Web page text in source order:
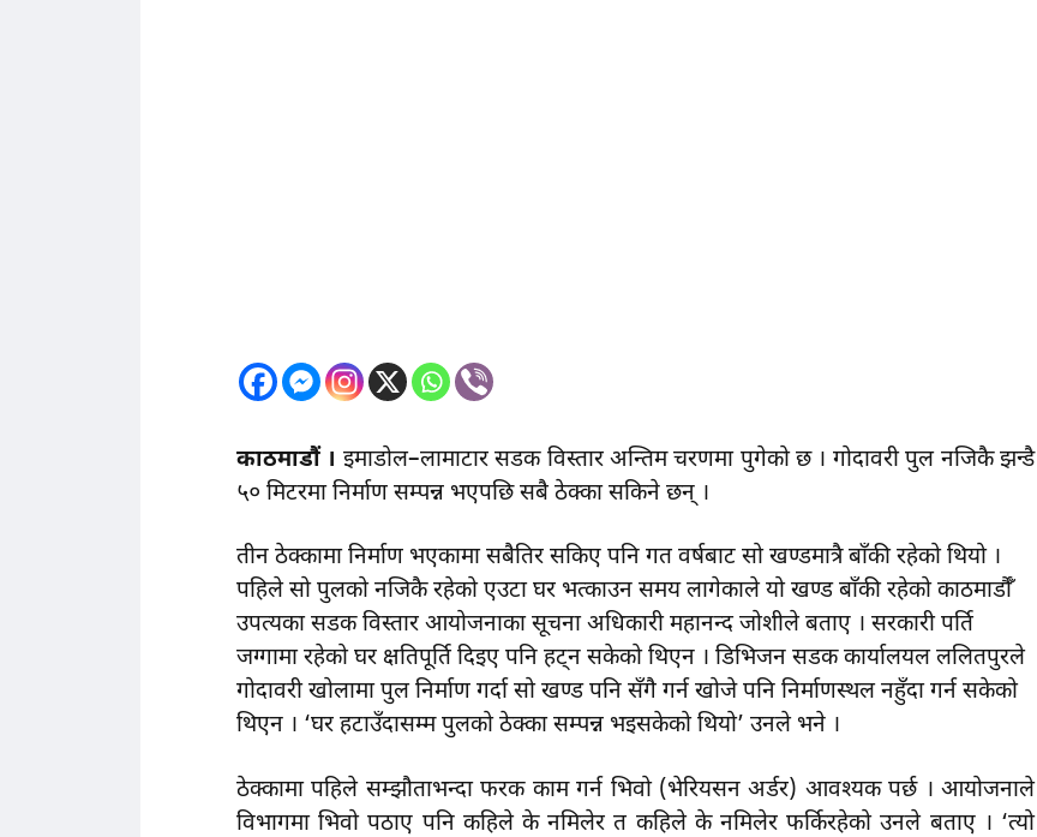
काठमाडाैं । इमाडोल–लामाटार सडक विस्तार अन्तिम चरणमा पुगेको छ । गोदावरी पुल नजिकै झन्डै
५० मिटरमा निर्माण सम्पन्न भएपछि सबै ठेक्का सकिने छन् ।
तीन ठेक्कामा निर्माण भएकामा सबैतिर सकिए पनि गत वर्षबाट सो खण्डमात्रै बाँकी रहेको थियो ।
पहिले सो पुलको नजिकै रहेको एउटा घर भत्काउन समय लागेकाले यो खण्ड बाँकी रहेको काठमार्डौँ
उपत्यका सडक विस्तार आयोजनाका सूचना अधिकारी महानन्द जोशीले बताए । सरकारी पर्ति
जग्गामा रहेको घर क्षतिपूर्ति दिइए पनि हट्न सकेको थिएन । डिभिजन सडक कार्यालयल ललितपुरले
गोदावरी खोलामा पुल निर्माण गर्दा सो खण्ड पनि सँगै गर्न खोजे पनि निर्माणस्थल नहुँदा गर्न सकेको
थिएन । ‘घर हटाउँदासम्म पुलको ठेक्का सम्पन्न भइसकेको थियो’ उनले भने ।
ठेक्कामा पहिले सम्झौताभन्दा फरक काम गर्न भिवो (भेरियसन अर्डर) आवश्यक पर्छ । आयोजनाले
विभागमा भिवो पठाए पनि कहिले के नमिलेर त कहिले के नमिलेर फर्किरहेको उनले बताए । ‘त्यो